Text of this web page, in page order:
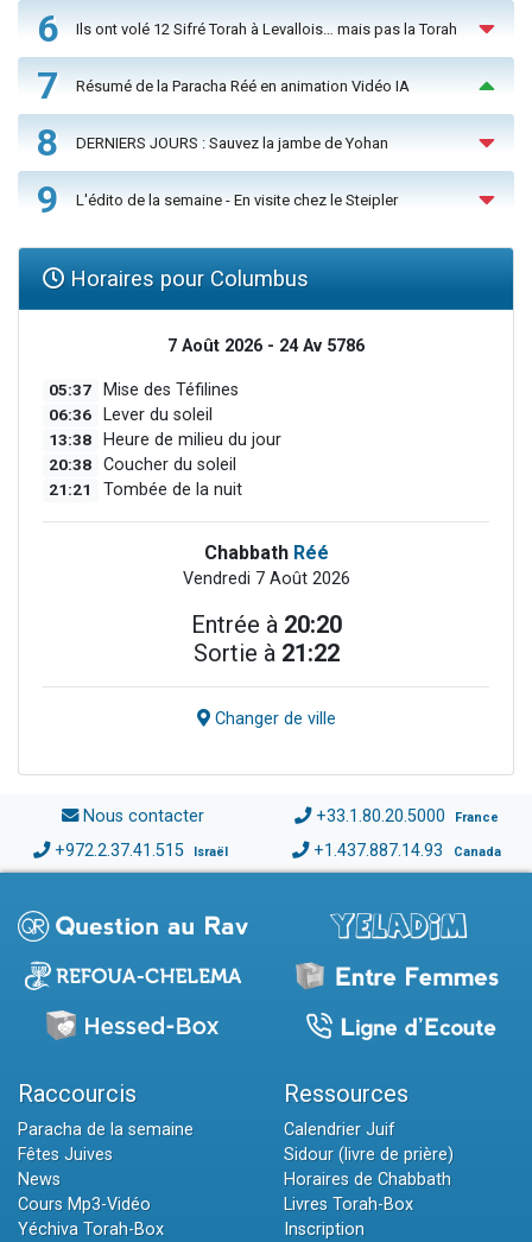
6 Ils ont volé 12 Sifré Torah à Levallois… mais pas la Torah
7 Résumé de la Paracha Réé en animation Vidéo IA
8 DERNIERS JOURS : Sauvez la jambe de Yohan
9 L'édito de la semaine - En visite chez le Steipler
Horaires pour Columbus
7 Août 2026 - 24 Av 5786
05:37 Mise des Téfilines
06:36 Lever du soleil
13:38 Heure de milieu du jour
20:38 Coucher du soleil
21:21 Tombée de la nuit
Chabbath Réé
Vendredi 7 Août 2026
Entrée à 20:20
Sortie à 21:22
Changer de ville
Nous contacter +33.1.80.20.5000 France
+972.2.37.41.515 Israël +1.437.887.14.93 Canada
Raccourcis
Paracha de la semaine
Fêtes Juives
News
Cours Mp3-Vidéo
Yéchiva Torah-Box
Ressources
Calendrier Juif
Sidour (livre de prière)
Horaires de Chabbath
Livres Torah-Box
Inscription